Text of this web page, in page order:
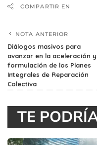
COMPARTIR EN
NOTA ANTERIOR
Diálogos masivos para
avanzar en la aceleración y
formulación de los Planes
Integrales de Reparación
Colectiva
TE